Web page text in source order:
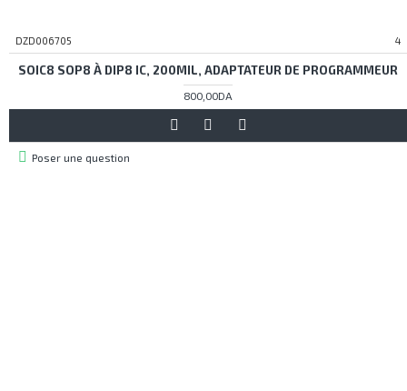
DZD006705 4
SOIC8 SOP8 À DIP8 IC, 200MIL, ADAPTATEUR DE PROGRAMMEUR
800,00DA
Poser une question